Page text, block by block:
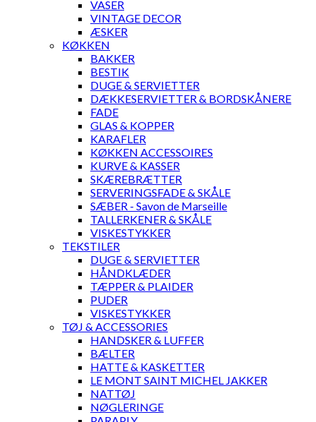
VASER
VINTAGE DECOR
ÆSKER
KØKKEN
BAKKER
BESTIK
DUGE & SERVIETTER
DÆKKESERVIETTER & BORDSKÅNERE
FADE
GLAS & KOPPER
KARAFLER
KØKKEN ACCESSOIRES
KURVE & KASSER
SKÆREBRÆTTER
SERVERINGSFADE & SKÅLE
SÆBER - Savon de Marseille
TALLERKENER & SKÅLE
VISKESTYKKER
TEKSTILER
DUGE & SERVIETTER
HÅNDKLÆDER
TÆPPER & PLAIDER
PUDER
VISKESTYKKER
TØJ & ACCESSORIES
HANDSKER & LUFFER
BÆLTER
HATTE & KASKETTER
LE MONT SAINT MICHEL JAKKER
NATTØJ
NØGLERINGE